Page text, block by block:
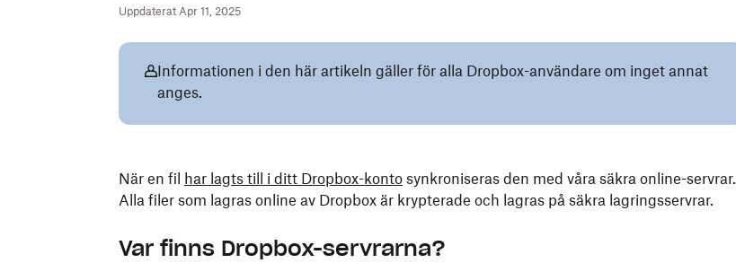
Uppdaterat Apr 11, 2025
Informationen i den här artikeln gäller för alla Dropbox-användare om inget annat
anges.
När en fil har lagts till i ditt Dropbox-konto synkroniseras den med våra säkra online-servrar.
Alla filer som lagras online av Dropbox är krypterade och lagras på säkra lagringsservrar.
Var finns Dropbox-servrarna?